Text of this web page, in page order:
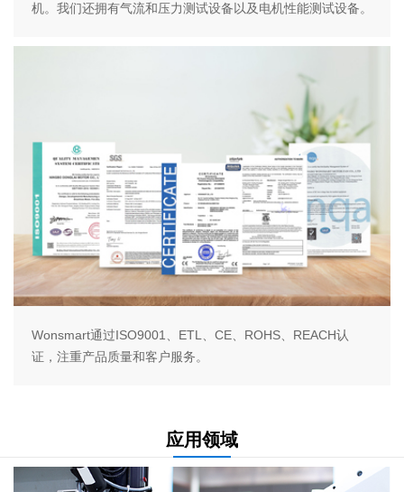
机。我们还拥有气流和压力测试设备以及电机性能测试设备。
Wonsmart通过ISO9001、ETL、CE、ROHS、REACH认
证，注重产品质量和客户服务。
应用领域